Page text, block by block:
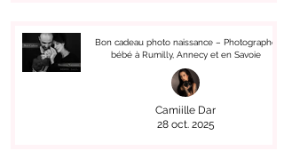
Bon cadeau photo naissance – Photographe
bébé à Rumilly, Annecy et en Savoie
Camiille Dar
28 oct. 2025